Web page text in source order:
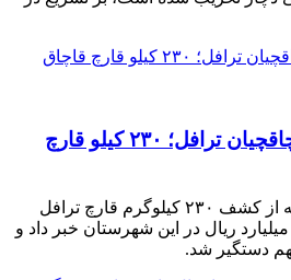
ضربه پلیس کلاله به قاچاقچیان ترافل؛ ۲۳۰ کیلو قارچ
کلاله-فرمانده انتظامی کلاله از کشف ۲۳۰ کیلوگرم قارچ ترافل
قاچاق به ارزش بیش از ۱۰ میلیارد ریال در این شهرستان خبر داد و
دستگیر شد.